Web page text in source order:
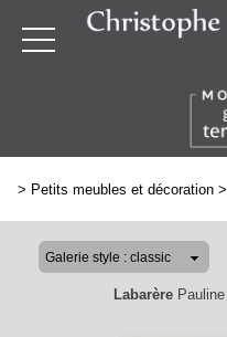
> Petits meubles et décoration >
LabarèrePauline